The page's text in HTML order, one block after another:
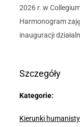
2026 r. w
Harmonogram
inauguracji
Szczegóły
Kategorie:
Kierunki